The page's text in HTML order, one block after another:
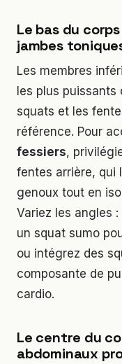
Le bas du
jambes
Les membres
les plus
squats et les
référence. Pour
fessiers,
fentes arrière, qui
genoux tout en
Variez les angles
un squat sumo
ou intégrez des
composante de
cardio.
Le centre du
abdominaux